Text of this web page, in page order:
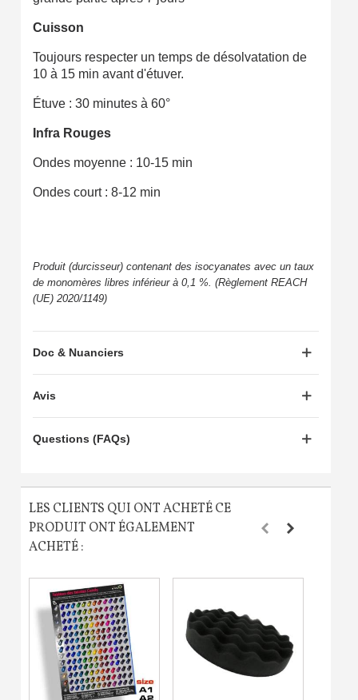
Cuisson
Toujours respecter un temps de désolvatation de
10 à 15 min avant d'étuver.
Étuve : 30 minutes à 60°
Infra Rouges
Ondes moyenne : 10-15 min
Ondes court : 8-12 min
Produit (durcisseur) contenant des isocyanates avec un taux
de monomères libres inférieur à 0,1 %. (Règlement REACH
(UE) 2020/1149)
Doc & Nuanciers
Avis
Questions (FAQs)
LES CLIENTS QUI ONT ACHETÉ CE
PRODUIT ONT ÉGALEMENT
ACHETÉ :